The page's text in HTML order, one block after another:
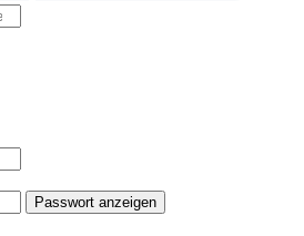
Passwort anzeigen